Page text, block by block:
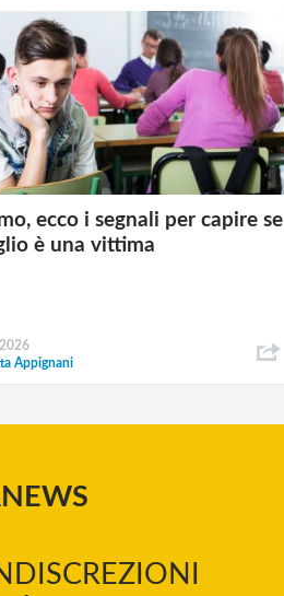
ecco i segnali per capire se
è una vittima
Appignani